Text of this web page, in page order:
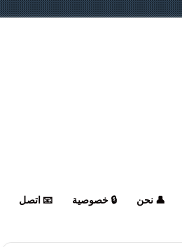
👤 نحن 🔒 خصوصية 📧 اتصل